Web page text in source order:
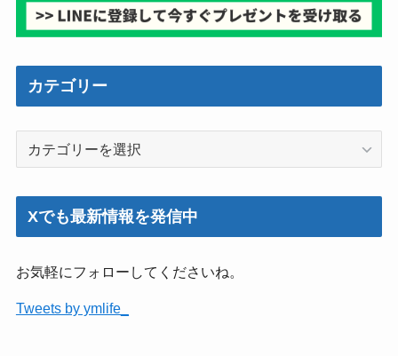
カテゴリー
Xでも最新情報を発信中
お気軽にフォローしてくださいね。
Tweets by ymlife_